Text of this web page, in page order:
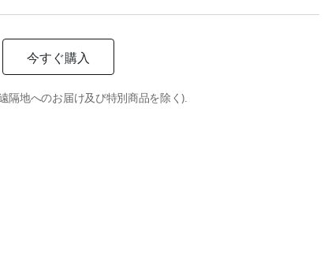
今すぐ購入
隔地へのお届け及び特別商品を除く).